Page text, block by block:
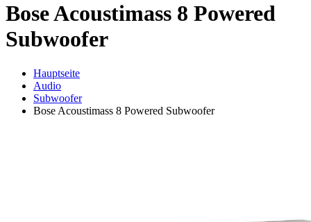
Bose Acoustimass 8 Powered
Subwoofer
Hauptseite
Audio
Subwoofer
Bose Acoustimass 8 Powered Subwoofer